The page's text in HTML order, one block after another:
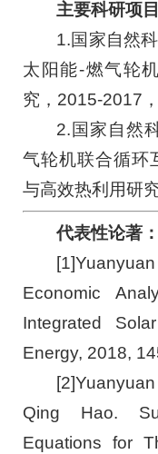
主要科研项
1.国家自然
太阳能-燃气轮
究，2015-2017
2.国家自然
气轮机联合循环
与高效热利用研
代表性论著：
Economic
Integrated
Energy, 2018,
Qing Hao.
Equations for